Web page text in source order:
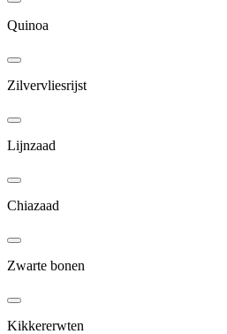
Quinoa
Zilvervliesrijst
Lijnzaad
Chiazaad
Zwarte bonen
Kikkererwten